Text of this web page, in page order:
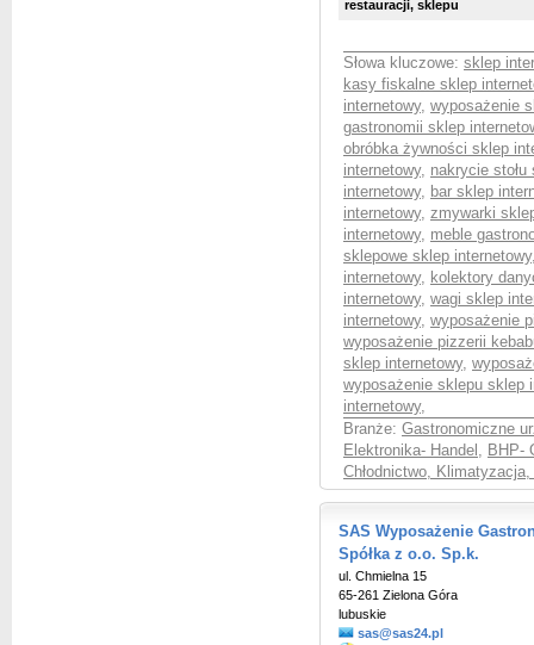
restauracji, sklepu
Słowa kluczowe: sklep
kasy fiskalne sklep
internetowy, wyposażenie
gastronomii sklep
obróbka żywności sklep
internetowy, nakrycie stołu
internetowy, bar sklep
internetowy, zmywarki
internetowy, meble
sklepowe sklep internetowy
internetowy, kolektory
internetowy, wagi sklep
internetowy, wyposażenie
wyposażenie pizzerii
sklep internetowy,
wyposażenie sklepu sklep
internetowy,
Branże: Gastronomiczne
Elektronika- Handel , BHP-
Chłodnictwo,
SAS Wyposażenie
Spółka z o.o. Sp.k.
ul. Chmielna 15
65-261 Zielona Góra
lubuskie
sas@sas24.pl